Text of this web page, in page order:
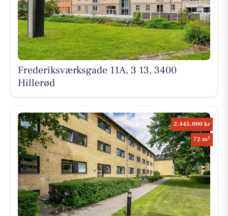
Frederiksværksgade 11A, 3 13, 3400
Hillerød
2.445.000 kr
72 m2